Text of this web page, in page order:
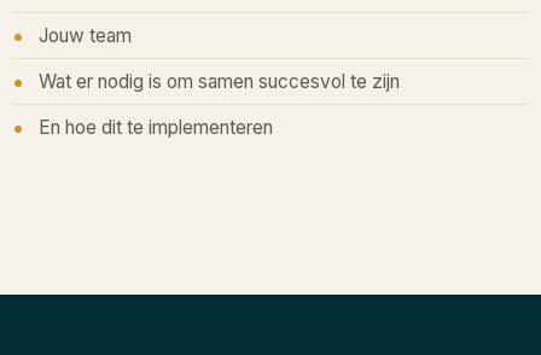
Jouw team
Wat er nodig is om samen succesvol te zijn
En hoe dit te implementeren